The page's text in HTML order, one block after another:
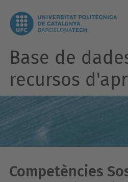
Base de
recursos
Competències